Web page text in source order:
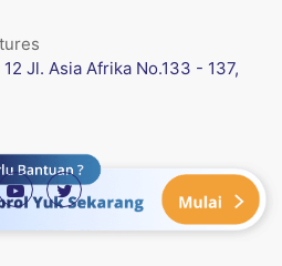
Jl. Asia Afrika No.133 - 137,